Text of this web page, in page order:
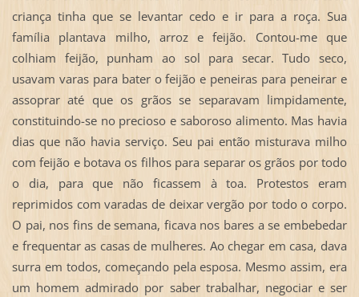
criança tinha que se levantar cedo e ir para a roça. Sua
família plantava milho, arroz e feijão. Contou-me que
colhiam feijão, punham ao sol para secar. Tudo seco,
usavam varas para bater o feijão e peneiras para peneirar e
assoprar até que os grãos se separavam limpidamente,
constituindo-se no precioso e saboroso alimento. Mas havia
dias que não havia serviço. Seu pai então misturava milho
com feijão e botava os filhos para separar os grãos por todo
o dia, para que não ficassem à toa. Protestos eram
reprimidos com varadas de deixar vergão por todo o corpo.
O pai, nos fins de semana, ficava nos bares a se embebedar
e frequentar as casas de mulheres. Ao chegar em casa, dava
surra em todos, começando pela esposa. Mesmo assim, era
um homem admirado por saber trabalhar, negociar e ser